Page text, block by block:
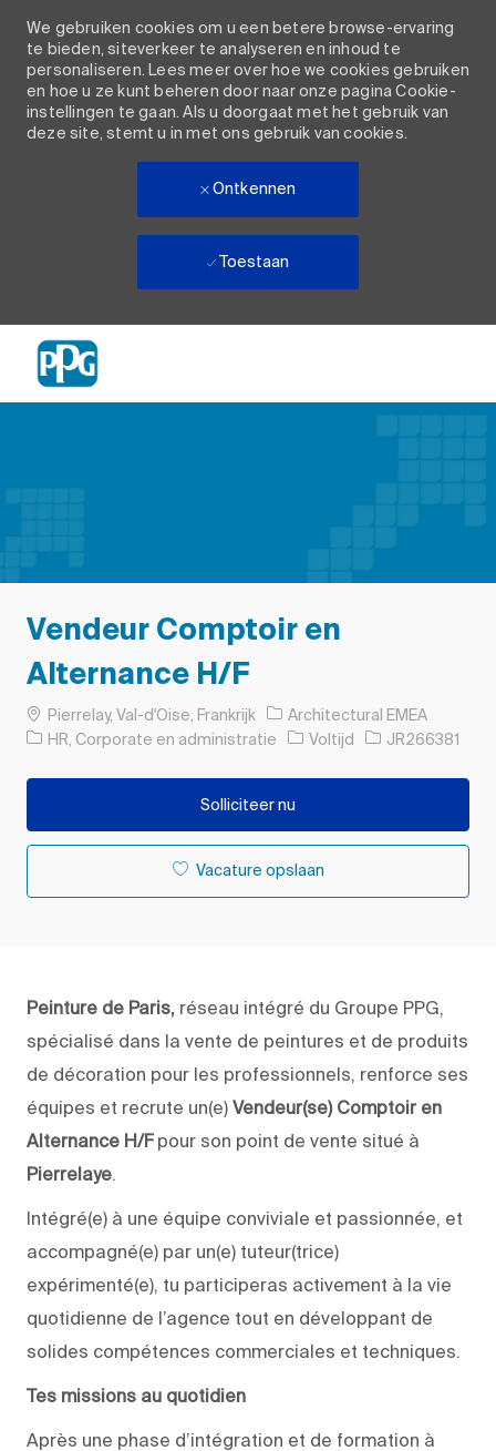
We gebruiken cookies om u een betere browse-ervaring
te bieden, siteverkeer te analyseren en inhoud te
personaliseren. Lees meer over hoe we cookies gebruiken
en hoe u ze kunt beheren door naar onze pagina Cookie-
instellingen te gaan. Als u doorgaat met het gebruik van
deze site, stemt u in met ons gebruik van cookies.
Ontkennen
Toestaan
Vendeur Comptoir en
Alternance H/F
PlaatsPierrelay, Val-d'Oise, Frankrijk
Architectural EMEA
Categorie
HR, Corporate en administratie Soort baan
Voltijd Taak-ID
JR266381
Solliciteer nu
Vacature opslaan
Peinture de Paris, réseau intégré du Groupe PPG,
spécialisé dans la vente de peintures et de produits
de décoration pour les professionnels, renforce ses
équipes et recrute un(e) Vendeur(se) Comptoir en
Alternance H/Fpour son point de vente situé à
Pierrelaye.
Intégré(e) à une équipe conviviale et passionnée, et
accompagné(e) par un(e) tuteur(trice)
expérimenté(e), tu participeras activement à la vie
quotidienne de l’agence tout en développant de
solides compétences commerciales et techniques.
Tes missions au quotidien
Après une phase d’intégration et de formation à